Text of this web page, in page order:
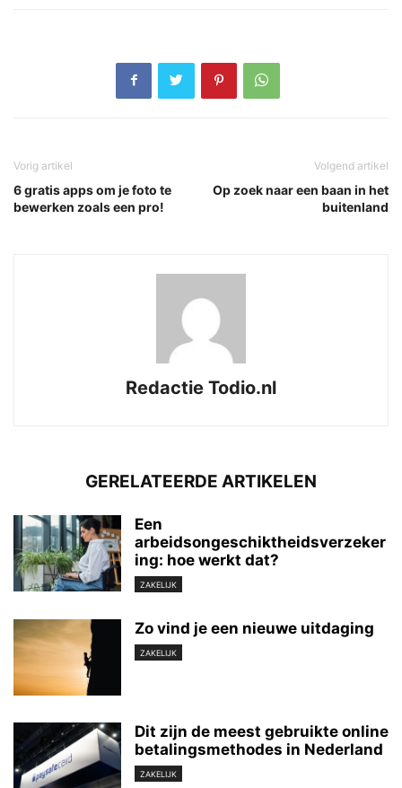
Vorig artikel
6 gratis apps om je foto te
bewerken zoals een pro!
Volgend artikel
Op zoek naar een baan in het
buitenland
Redactie Todio.nl
GERELATEERDE ARTIKELEN
Een
arbeidsongeschiktheidsverzeker
ing: hoe werkt dat?
ZAKELIJK
Zo vind je een nieuwe uitdaging
ZAKELIJK
Dit zijn de meest gebruikte online
betalingsmethodes in Nederland
ZAKELIJK